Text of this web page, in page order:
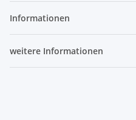
Informationen
weitere Informationen